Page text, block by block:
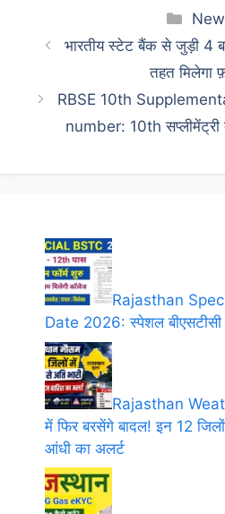
भारतीय स्टेट बैंक से जुड़ी 4
तहत मिलेगा
RBSE 10th
number: 10th सप्लीमेंट्री
Rajasthan
Date 2026: स्पेशल बीएसटीसी
Rajasthan
में फिर बरसेंगे बादल! इन 12
आंधी का अलर्ट